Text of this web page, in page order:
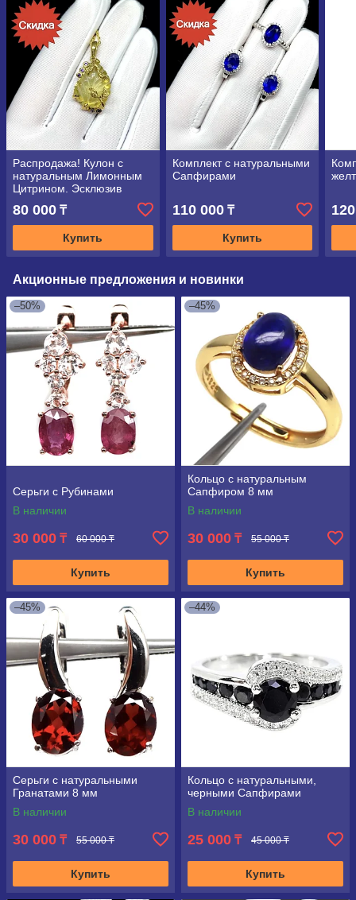
Распродажа! Кулон с
натуральным Лимонным
Цитрином. Эсклюзив
80 000 ₸
Купить
Комплект с натуральными
Сапфирами
110 000₸
Купить
Акционные предложения и новинки
–50%
Серьги с Рубинами
В наличии
30 000 ₸ 60 000 ₸
Купить
–45%
Кольцо с натуральным
Сапфиром 8 мм
В наличии
30 000 ₸ 55 000 ₸
Купить
–45%
Серьги с натуральными
Гранатами 8 мм
В наличии
30 000 ₸ 55 000 ₸
Купить
–44%
Кольцо с натуральными,
черными Сапфирами
В наличии
25 000 ₸ 45 000 ₸
Купить